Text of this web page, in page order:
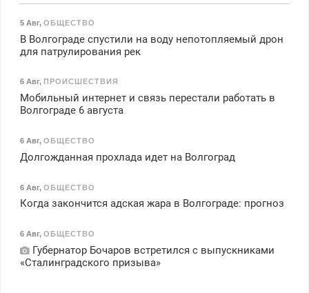
5 Авг, ОБЩЕСТВО
В Волгограде спустили на воду непотопляемый дрон
для патрулирования рек
6 Авг, ПРОИСШЕСТВИЯ
Мобильный интернет и связь перестали работать в
Волгограде 6 августа
6 Авг, ОБЩЕСТВО
Долгожданная прохлада идет на Волгоград
6 Авг, ОБЩЕСТВО
Когда закончится адская жара в Волгограде: прогноз
6 Авг, ОБЩЕСТВО
Губернатор Бочаров встретился с выпускниками
«Сталинградского призыва»